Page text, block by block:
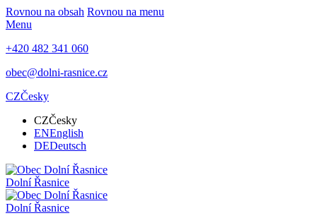
Rovnou na obsah Rovnou na menu
Menu
+420 482 341 060
obec@dolni-rasnice.cz
CZČesky
CZČesky
ENEnglish
DEDeutsch
Dolní Řasnice
Dolní Řasnice